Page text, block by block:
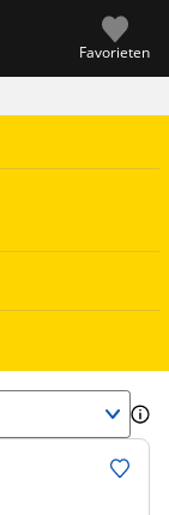
Favorieten